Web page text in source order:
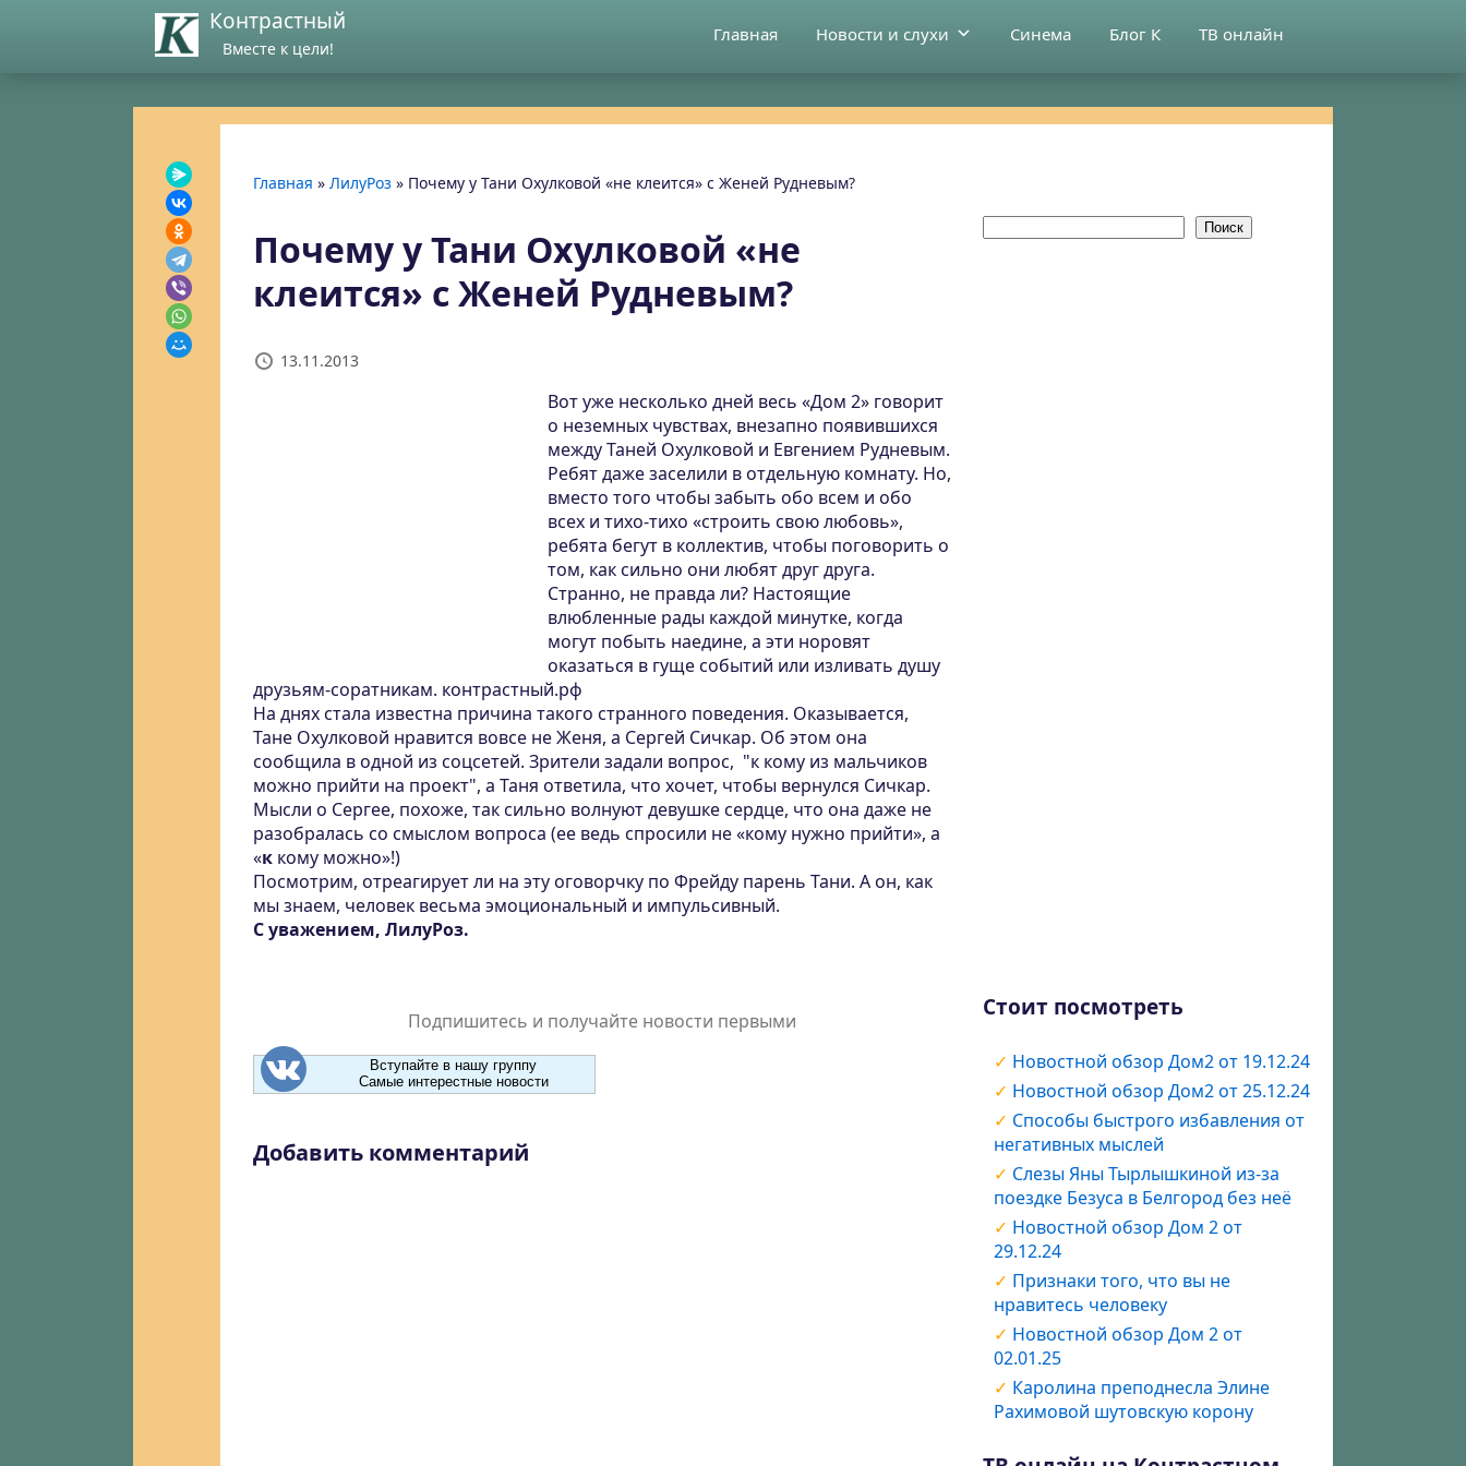
Контрастный
Вместе к цели!
Главная Новости и слухи Синема Блог К ТВ онлайн
Главная » ЛилуРоз » Почему у Тани Охулковой «не клеится» с Женей Рудневым?
Почему у Тани Охулковой «не
клеится» с Женей Рудневым?
13.11.2013
Вот уже несколько дней весь «Дом 2» говорит
о неземных чувствах, внезапно появившихся
между Таней Охулковой и Евгением Рудневым.
Ребят даже заселили в отдельную комнату. Но,
вместо того чтобы забыть обо всем и обо
всех и тихо-тихо «строить свою любовь»,
ребята бегут в коллектив, чтобы поговорить о
том, как сильно они любят друг друга.
Странно, не правда ли? Настоящие
влюбленные рады каждой минутке, когда
могут побыть наедине, а эти норовят
оказаться в гуще событий или изливать душу
друзьям-соратникам. контрастный.рф
На днях стала известна причина такого странного поведения. Оказывается,
Тане Охулковой нравится вовсе не Женя, а Сергей Сичкар. Об этом она
сообщила в одной из соцсетей. Зрители задали вопрос, "к кому из мальчиков
можно прийти на проект", а Таня ответила, что хочет, чтобы вернулся Сичкар.
Мысли о Сергее, похоже, так сильно волнуют девушке сердце, что она даже не
разобралась со смыслом вопроса (ее ведь спросили не «кому нужно прийти», а
«к кому можно»!)
Посмотрим, отреагирует ли на эту оговорчку по Фрейду парень Тани. А он, как
мы знаем, человек весьма эмоциональный и импульсивный.
С уважением, ЛилуРоз.
Подпишитесь и получайте новости первыми
Вступайте в нашу группу
Самые интерестные новости
Добавить комментарий
Поиск
Стоит посмотреть
Новостной обзор Дом2 от 19.12.24
Новостной обзор Дом2 от 25.12.24
Способы быстрого избавления от
негативных мыслей
Слезы Яны Тырлышкиной из-за
поездке Безуса в Белгород без неё
Новостной обзор Дом 2 от
29.12.24
Признаки того, что вы не
нравитесь человеку
Новостной обзор Дом 2 от
02.01.25
Каролина преподнесла Элине
Рахимовой шутовскую корону